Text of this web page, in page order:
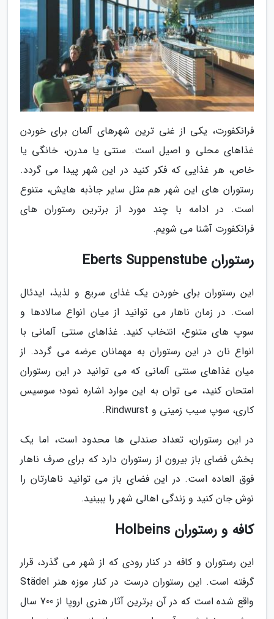
فرانکفورت، یکی از غنی ترین شهرهای آلمان برای خوردن
غذاهای محلی و اصیل است. سنتی یا مدرن، خانگی یا
خاص، هر غذایی که فکر کنید در این شهر پیدا می گردد.
رستوران های این شهر هم مثل سایر جاذبه هایش، متنوع
است. در ادامه با چند مورد از برترین رستوران های
فرانکفورت آشنا می شویم.
رستوران Eberts Suppenstube
این رستوران برای خوردن یک غذای سریع و لذیذ، ایدئال
است. در زمان ناهار می توانید از میان انواع سالادها و
سوپ های متنوع، انتخاب کنید. غذاهای سنتی آلمانی با
انواع نان در این رستوران به مهمانان عرضه می گردد. از
میان غذاهای سنتی آلمانی که می توانید در این رستوران
امتحان کنید، می توان به این موارد اشاره نمود؛ سوسیس
کاری، سوپ سیب زمینی و Rindwurst.
در این رستوران، تعداد صندلی ها محدود است، اما یک
بخش فضای باز بیرون از رستوران دارد که برای صرف ناهار
فوق العاده است. در این فضای باز می توانید ناهارتان را
نوش جان کنید و زندگی اهالی شهر را ببینید.
کافه و رستوران Holbeins
این رستوران و کافه در کنار رودی که از شهر می گذرد، قرار
گرفته است. این رستوران درست در کنار موزه هنر Städel
واقع شده است که در آن برترین آثار هنری اروپا از 700 سال